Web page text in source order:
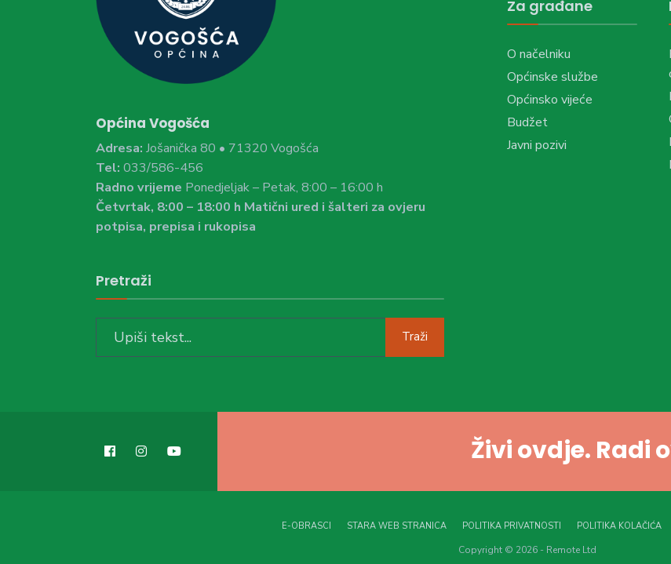
Općina Vogošća
Adresa: Jošanička 80 • 71320 Vogošća
Tel: 033/586-456
Radno vrijeme Ponedjeljak – Petak, 8:00 – 16:00 h
Četvrtak, 8:00 – 18:00 h Matični ured i šalteri za ovjeru
potpisa, prepisa i rukopisa
Pretraži
Traži
Za građane
O načelniku
Općinske službe
Općinsko vijeće
Budžet
Javni pozivi
Živi ovdje. Radi
E-OBRASCI STARA WEB STRANICA POLITIKA PRIVATNOSTI POLITIKA KOLAČIĆA
Copyright © 2026 - Remote Ltd